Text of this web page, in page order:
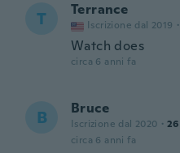
T Terrance
Iscrizione dal 2019 ·
Watch does
circa 6 anni fa
B Bruce
Iscrizione dal 2020 · 26
circa 6 anni fa